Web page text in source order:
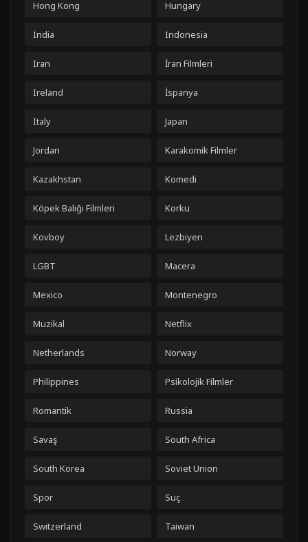
Hong Kong Hungary
India Indonesia
Iran İran Filmleri
Ireland İspanya
Italy Japan
Jordan Karakomik Filmler
Kazakhstan Komedi
Köpek Balığı Filmleri Korku
Kovboy Lezbiyen
LGBT Macera
Mexico Montenegro
Muzikal Netflix
Netherlands Norway
Philippines Psikolojik Filmler
Romantik Russia
Savaş South Africa
South Korea Soviet Union
Spor Suç
Switzerland Taiwan